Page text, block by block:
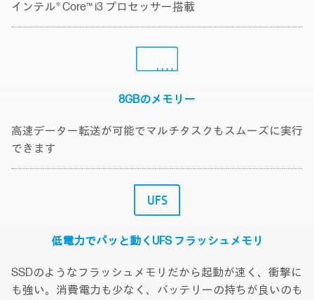
インテル® Core™ i3 プロセッサー搭載
8GBのメモリー
高速データー転送が可能でマルチタスクもスムーズに実行
できます
UFS
低電力でパッと動く UFS フラッシュメモリ
SSDのようなフラッシュメモリだから起動が速く、衝撃に
も強い。消費電力も少なく、バッテリーの持ちが良いのも